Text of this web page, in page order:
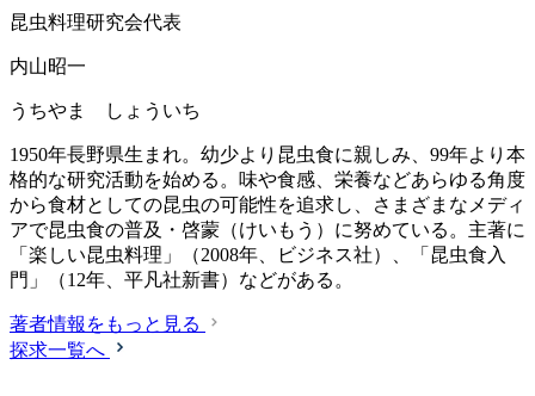
昆虫料理研究会代表
内山昭一
うちやま しょういち
1950年長野県生まれ。幼少より昆虫食に親しみ、99年より本
格的な研究活動を始める。味や食感、栄養などあらゆる角度
から食材としての昆虫の可能性を追求し、さまざまなメディ
アで昆虫食の普及・啓蒙（けいもう）に努めている。主著に
「楽しい昆虫料理」（2008年、ビジネス社）、「昆虫食入
門」（12年、平凡社新書）などがある。
著者情報をもっと見る
探求一覧へ